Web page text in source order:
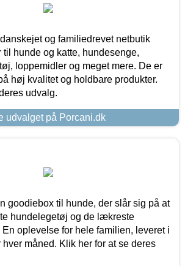
og familiedrevet netbutik
til hunde og katte, hundesenge,
loppemidler og meget mere. De er
høj kvalitet og holdbare produkter.
udvalg.
udvalget på Porcani.dk
goodiebox til hunde, der slår sig på at
hundelegetøj og de lækreste
oplevelse for hele familien, leveret i
måned. Klik her for at se deres